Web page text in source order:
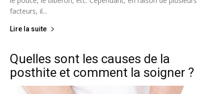
facteurs, il...
Lire la suite
Quelles sont les causes de la
posthite et comment la soigner ?